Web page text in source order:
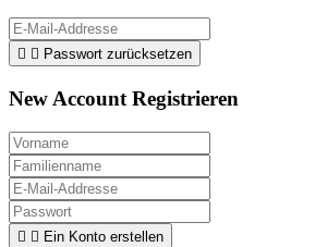
  Passwort zurücksetzen
New Account Registrieren
  Ein Konto erstellen